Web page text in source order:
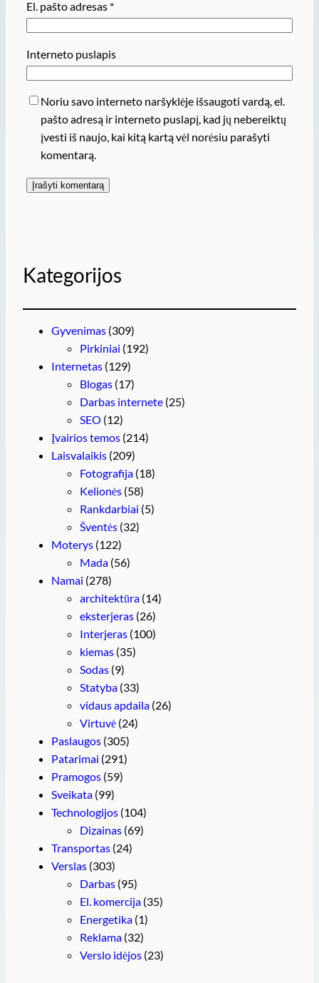
El. pašto adresas *
Interneto puslapis
Noriu savo interneto naršyklėje išsaugoti vardą, el.
pašto adresą ir interneto puslapį, kad jų nebereiktų
įvesti iš naujo, kai kitą kartą vėl norėsiu parašyti
komentarą.
Kategorijos
Gyvenimas (309)
Pirkiniai (192)
Internetas (129)
Blogas (17)
Darbas internete (25)
SEO (12)
Įvairios temos (214)
Laisvalaikis (209)
Fotografija (18)
Kelionės (58)
Rankdarbiai (5)
Šventės (32)
Moterys (122)
Mada (56)
Namai (278)
architektūra (14)
eksterjeras (26)
Interjeras (100)
kiemas (35)
Sodas (9)
Statyba (33)
vidaus apdaila (26)
Virtuvė (24)
Paslaugos (305)
Patarimai (291)
Pramogos (59)
Sveikata (99)
Technologijos (104)
Dizainas (69)
Transportas (24)
Verslas (303)
Darbas (95)
El. komercija (35)
Energetika (1)
Reklama (32)
Verslo idėjos (23)